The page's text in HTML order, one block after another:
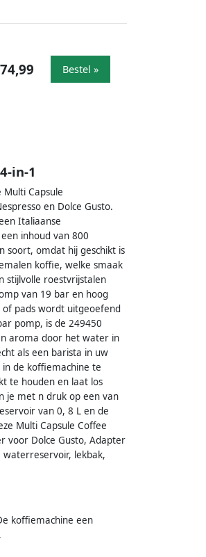
74,99 Bestel »
in-1
Capsule
en Dolce Gusto.
Italiaanse
inhoud van 800
soort, omdat hij geschikt is
koffie, welke smaak
stijlvolle roestvrijstalen
van 19 bar en hoog
of pads wordt uitgeoefend
pomp, is de 249450
aroma door het water in
als een barista in uw
in de koffiemachine te
te houden en laat los
je met n druk op een van
van 0, 8 L en de
Multi Capsule Coffee
voor Dolce Gusto, Adapter
waterreservoir, lekbak,
koffiemachine een